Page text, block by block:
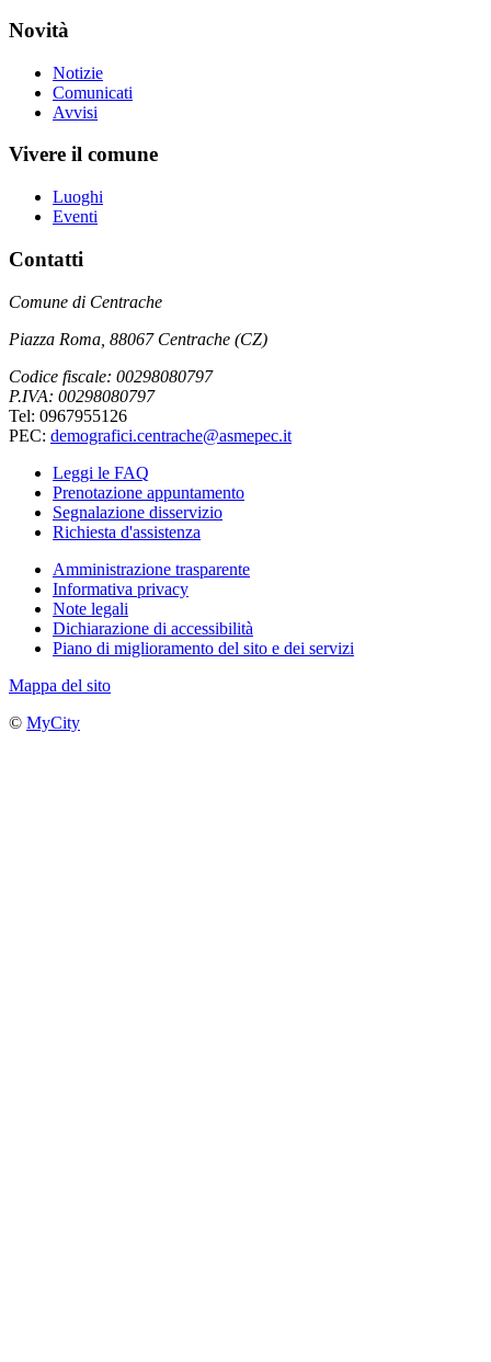
Novità
Notizie
Comunicati
Avvisi
Vivere il comune
Luoghi
Eventi
Contatti
Comune di Centrache
Piazza Roma, 88067 Centrache (CZ)
Codice fiscale: 00298080797
P.IVA: 00298080797
Tel: 0967955126
PEC: demografici.centrache@asmepec.it
Leggi le FAQ
Prenotazione appuntamento
Segnalazione disservizio
Richiesta d'assistenza
Amministrazione trasparente
Informativa privacy
Note legali
Dichiarazione di accessibilità
Piano di miglioramento del sito e dei servizi
Mappa del sito
© MyCity